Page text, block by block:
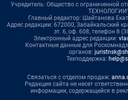
Учредитель: Общество с ограниченной
Главный редактор: Шайтанова
Адрес редакции: 672000, Забайкальский
эт. 6, оф. 608, телефон 8
Электронный адрес редакции:
Контактные данные для
органов:
Техподдержка:
Связаться с отделом продаж:
Редакция сайта не несет
информации, содержащейся в